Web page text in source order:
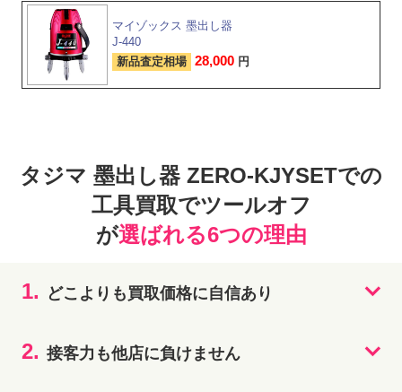
マイゾックス 墨出し器
J-440
新品査定相場 28,000 円
タジマ 墨出し器 ZERO-KJYSETでの
工具買取でツールオフ
が選ばれる6つの理由
1. どこよりも買取価格に自信あり
2. 接客力も他店に負けません